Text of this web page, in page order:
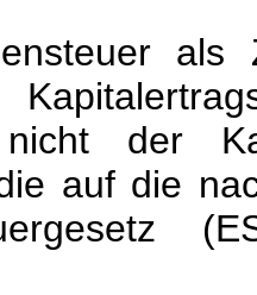
als
nicht der
auf die